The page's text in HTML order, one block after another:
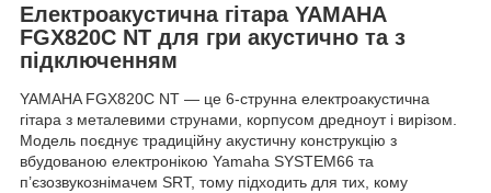
Електроакустична гітара YAMAHA
FGX820C NT для гри акустично та з
підключенням
YAMAHA FGX820C NT — це 6-струнна електроакустична
гітара з металевими струнами, корпусом дредноут і вирізом.
Модель поєднує традиційну акустичну конструкцію з
вбудованою електронікою Yamaha SYSTEM66 та
п’єзозвукознімачем SRT, тому підходить для тих, кому